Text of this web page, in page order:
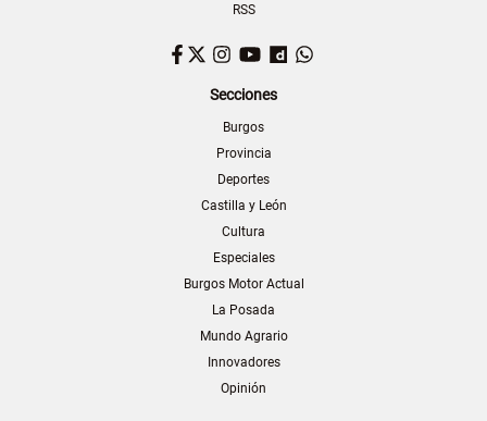
RSS
Facebook
TwitterInstagram
YouTubeDailymotion
Secciones
Burgos
Provincia
Deportes
Castilla y León
Cultura
Especiales
Burgos Motor Actual
La Posada
Mundo Agrario
Innovadores
Opinión